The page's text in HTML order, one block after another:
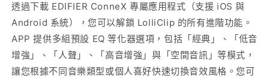
透過下載 EDIFIER ConneX 專屬應用程式（支援 iOS 與
Android 系統），您可以解鎖 LolliClip 的所有進階功能。
APP 提供多組預設 EQ 等化器選項，包括「經典」、「低音
增強」、「人聲」、「高音增強」與「空間音訊」等模式，
讓您根據不同音樂類型或個人喜好快速切換音效風格。您可